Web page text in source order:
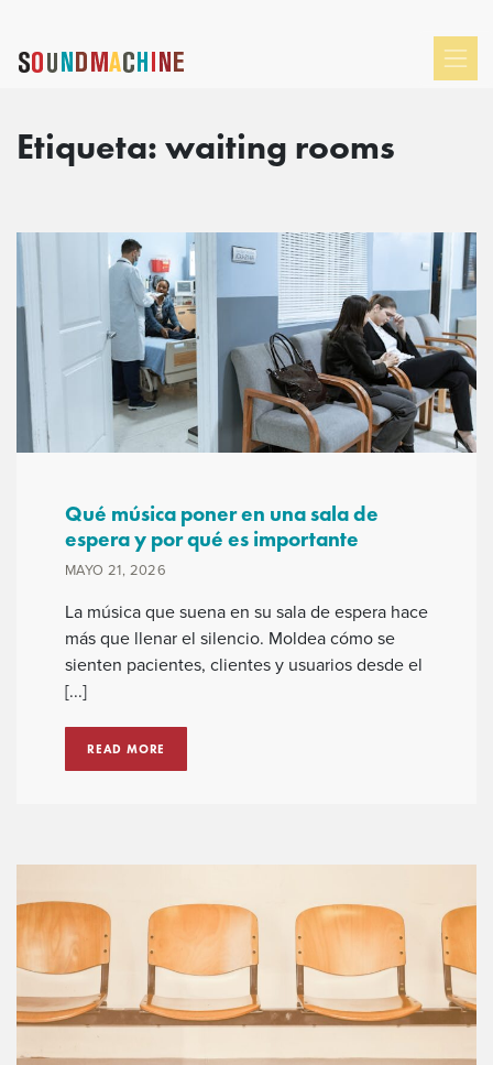
Etiqueta:waiting rooms
Qué música poner en una sala de
espera y por qué es importante
MAYO 21, 2026
La música que suena en su sala de espera hace
más que llenar el silencio. Moldea cómo se
sienten pacientes, clientes y usuarios desde el
[...]
READ MORE